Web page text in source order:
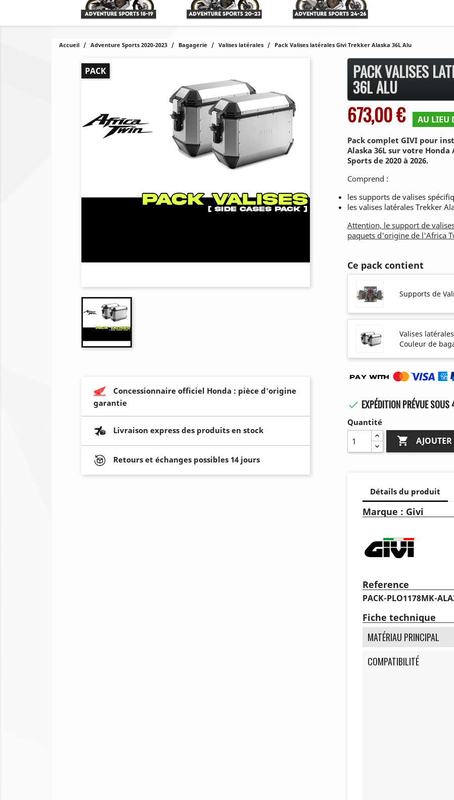
Accueil Adventure Sports 2020-2023 Bagagerie Valises latérales Pack Valises latérales Givi Trekker Alaska 36L Alu
PACK
Concessionnaire officiel Honda : pièce d'origine
garantie
Livraison express des produits en stock
Retours et échanges possibles 14 jours
PACK VALISES
36L ALU
673,00 € AU LIEU
Pack complet GIVI pour
Alaska 36L sur votre
Sports de 2020 à 2026.
Comprend :
les supports de valises
les valises latérales Trekker
Attention, le support de
paquets d'origine de l'Africa
Ce pack contient
Supports de
Valises
Couleur de
 EXPÉDITION PRÉVUE SOUS
Quantité

Détails du produit
Marque : Givi
Reference
PACK-PLO1178MK-
Fiche technique
MATÉRIAU PRINCIPAL
COMPATIBILITÉ